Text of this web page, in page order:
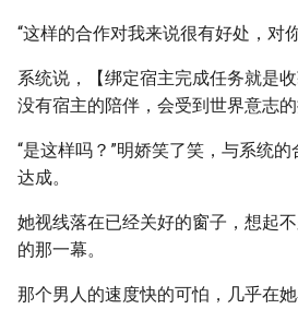
“这样的合作对我来说很有好处，对
系统说，【绑定宿主完成任务就是
没有宿主的陪伴，会受到世界意志的
“是这样吗？”明娇笑了笑，与系统
达成。
她视线落在已经关好的窗子，想起
的那一幕。
那个男人的速度快的可怕，几乎在